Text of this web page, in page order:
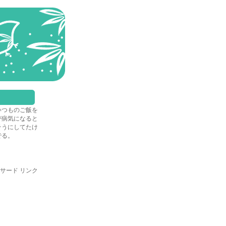
ものご飯を
気になると
にしてたけ
。
ード リンク